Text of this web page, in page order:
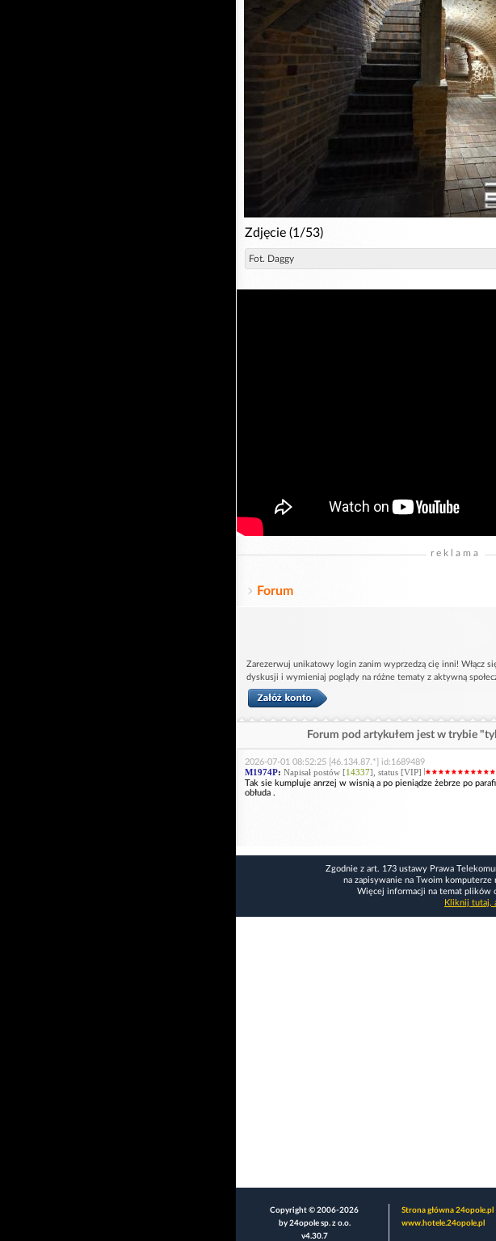
Zdjęcie (1/53)
Fot. Daggy
reklama
Forum
Zarezerwuj unikatowy login zanim wyprzedzą cię inni! Włącz
dyskusji i wymieniaj poglądy na różne tematy z aktywną
Forum pod artykułem jest w trybie
2026-07-01 08:52:25 [46.134.87.*] id:1689489
M1974P: Napisał postów [14337], status [VIP]
Tak sie kumpluje anrzej w wisnią a po pieniądze żebrze po
obłuda .
Zgodnie z art. 173 ustawy Prawa
na zapisywanie na Twoim
Więcej informacji na temat plików
Kliknij tutaj,
Copyright © 2006-2026
by 24opole sp. z o.o.
v4.30.7
Strona główna 24opole.pl
www.hotele.24opole.pl